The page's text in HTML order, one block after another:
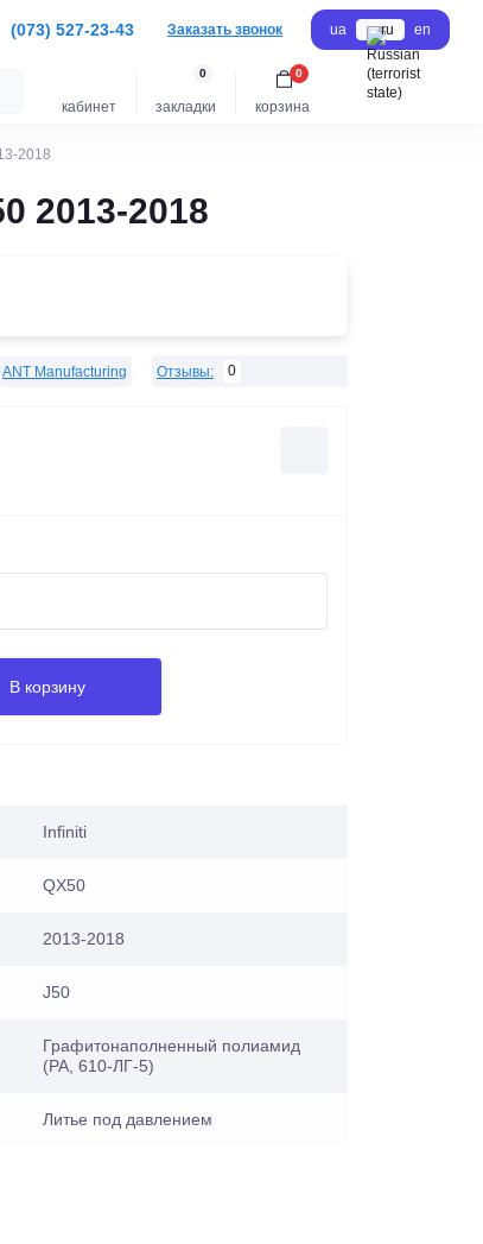
(073) 527-23-43 Заказать звонок ua ru en
кабинет закладки
0
корзина
0
2018
2013-2018
ANT Manufacturing Отзывы: 0
В корзину
Infiniti
QX50
2013-2018
J50
Графитонаполненный полиамид
(PA, 610-ЛГ-5)
Литье под давлением